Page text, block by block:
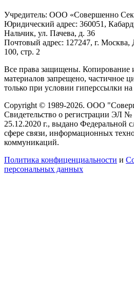
Учредитель: ООО «Совершенно
Юридический адрес: 360051,
Нальчик, ул. Пачева, д. 36
Почтовый адрес: 127247, г. Москва,
100, стр. 2
Все права защищены. Копирование
материалов запрещено, частичное
только при условии гиперссылки на
Copyright © 1989-2026. ООО
Свидетельство о регистрации ЭЛ
25.12.2020 г., выдано Федеральной
сфере связи, информационных
коммуникаций.
Политика конфиценциальности и
персональных данных